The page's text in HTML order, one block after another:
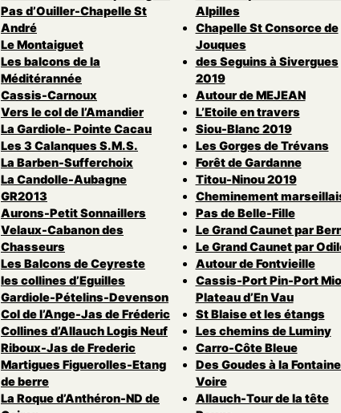
Pas d’Ouiller-Chapelle St
André
Le Montaiguet
Les balcons de la
Méditérannée
Cassis-Carnoux
Vers le col de l’Amandier
La Gardiole- Pointe Cacau
Les 3 Calanques S.M.S.
La Barben-Sufferchoix
La Candolle-Aubagne
GR2013
Aurons-Petit Sonnaillers
Velaux-Cabanon des
Chasseurs
Les Balcons de Ceyreste
les collines d’Eguilles
Gardiole-Pételins-Devenson
Col de l’Ange-Jas de Fréderic
Collines d’Allauch Logis Neuf
Riboux-Jas de Frederic
Martigues Figuerolles-Etang
de berre
La Roque d’Anthéron-ND de
Alpilles
Chapelle St Consorce de
Jouques
des Seguins à Sivergues
2019
Autour de MEJEAN
L’Etoile en travers
Siou-Blanc 2019
Les Gorges de Trévans
Forêt de Gardanne
Titou-Ninou 2019
Cheminement
Pas de Belle-Fille
Le Grand Caunet par
Le Grand Caunet par
Autour de Fontvieille
Cassis-Port Pin-Port
Plateau d’En Vau
St Blaise et les étangs
Les chemins de Luminy
Carro-Côte Bleue
Des Goudes à la
Voire
Allauch-Tour de la tête